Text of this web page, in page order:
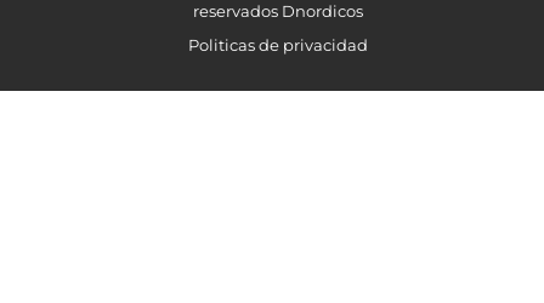
reservados Dnordicos
Politicas de privacidad